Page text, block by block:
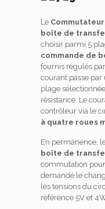
Le
boîte de
choisir parmi 5
commande de
fournis régulés
courant passe par
plage
résistance. Le
contrôleur via le
à quatre roues
En permanence,
boîte de
commutation
demandé le
les tensions du
référence 5V et